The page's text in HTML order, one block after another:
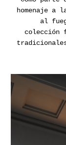
homenaje a
al
colección